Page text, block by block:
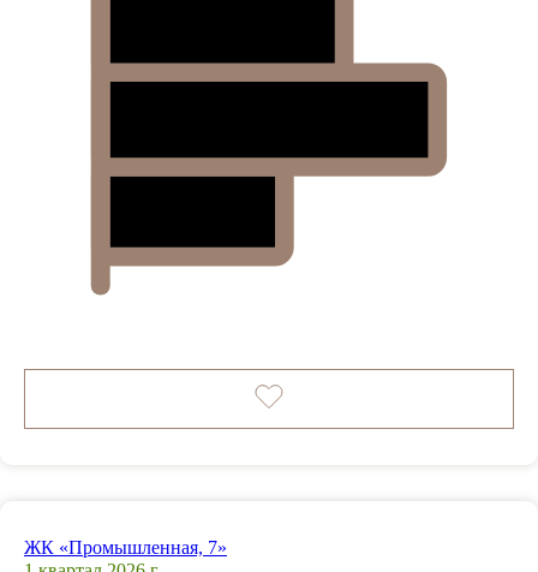
ЖК «Промышленная, 7»